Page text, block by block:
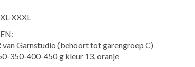
XXXL
van Garnstudio (behoort tot garengroep C)
350-400-450 g kleur 13, oranje